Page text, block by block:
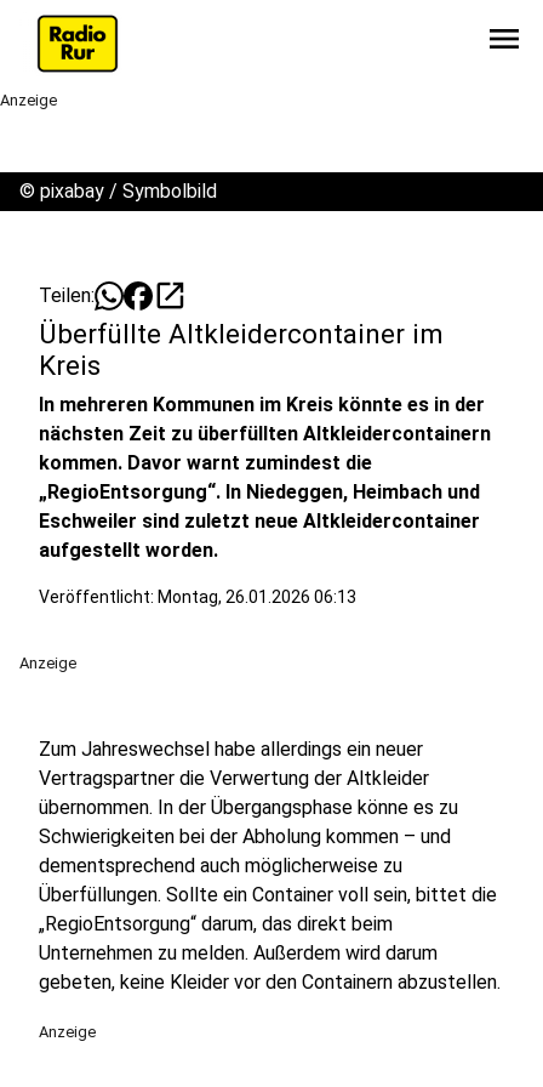
menu
Anzeige
© pixabay / Symbolbild
Teilen: open_in_new
Überfüllte Altkleidercontainer im
Kreis
In mehreren Kommunen im Kreis könnte es in der
nächsten Zeit zu überfüllten Altkleidercontainern
kommen. Davor warnt zumindest die
„RegioEntsorgung“. In Niedeggen, Heimbach und
Eschweiler sind zuletzt neue Altkleidercontainer
aufgestellt worden.
Veröffentlicht: Montag, 26.01.2026 06:13
Anzeige
Zum Jahreswechsel habe allerdings ein neuer
Vertragspartner die Verwertung der Altkleider
übernommen. In der Übergangsphase könne es zu
Schwierigkeiten bei der Abholung kommen – und
dementsprechend auch möglicherweise zu
Überfüllungen. Sollte ein Container voll sein, bittet die
„RegioEntsorgung“ darum, das direkt beim
Unternehmen zu melden. Außerdem wird darum
gebeten, keine Kleider vor den Containern abzustellen.
Anzeige